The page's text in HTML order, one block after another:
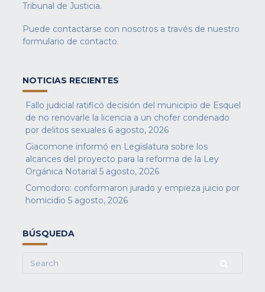
Tribunal de Justicia.
Puede contactarse con nosotros a través de nuestro
formulario de contacto.
NOTICIAS RECIENTES
Fallo judicial ratificó decisión del municipio de Esquel
de no renovarle la licencia a un chofer condenado
por delitos sexuales 6 agosto, 2026
Giacomone informó en Legislatura sobre los
alcances del proyecto para la reforma de la Ley
Orgánica Notarial 5 agosto, 2026
Comodoro: conformaron jurado y empieza juicio por
homicidio 5 agosto, 2026
BÚSQUEDA
Search